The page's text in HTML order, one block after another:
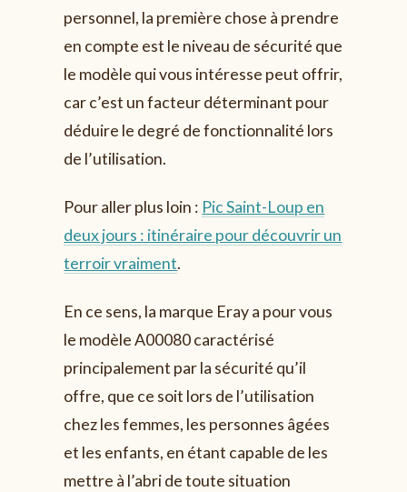
personnel, la première chose à prendre
en compte est le niveau de sécurité que
le modèle qui vous intéresse peut offrir,
car c’est un facteur déterminant pour
déduire le degré de fonctionnalité lors
de l’utilisation.
Pour aller plus loin : Pic Saint-Loup en
deux jours : itinéraire pour découvrir un
terroir vraiment.
En ce sens, la marque Eray a pour vous
le modèle A00080 caractérisé
principalement par la sécurité qu’il
offre, que ce soit lors de l’utilisation
chez les femmes, les personnes âgées
et les enfants, en étant capable de les
mettre à l’abri de toute situation